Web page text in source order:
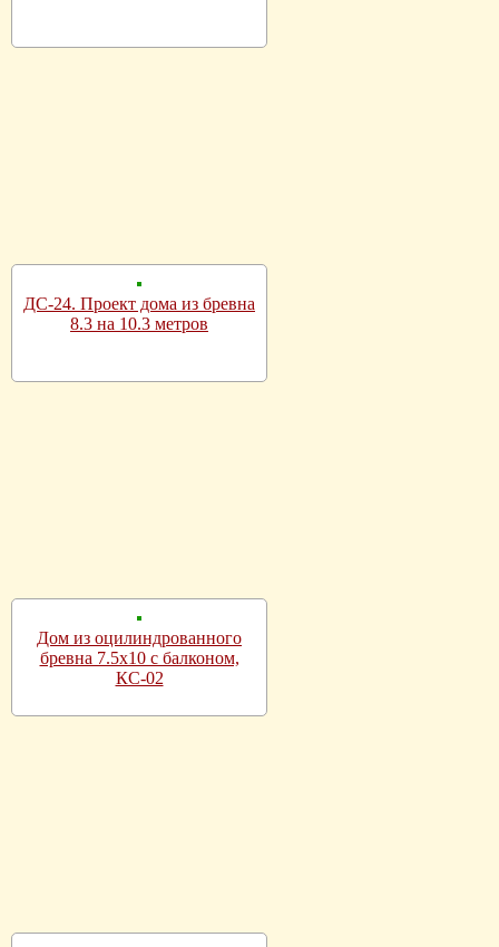
ДС-24. Проект дома из бревна
8.3 на 10.3 метров
Дом из оцилиндрованного
бревна 7.5х10 с балконом,
КС-02